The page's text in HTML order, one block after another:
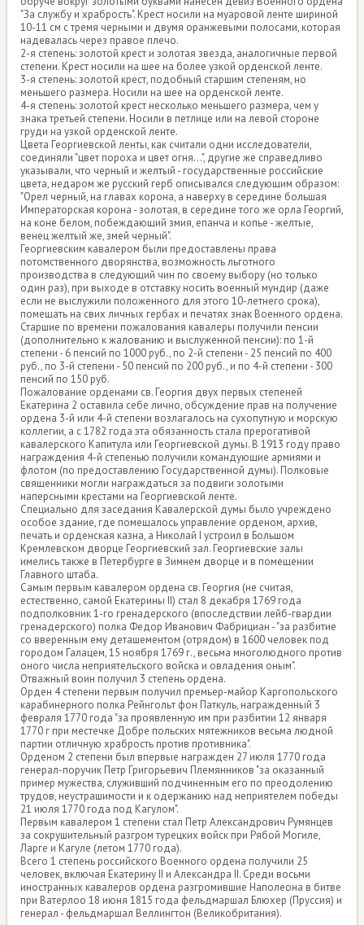
"За службу и храбрость". Крест носили на муаровой ленте шириной
10-11 см с тремя черными и двумя оранжевыми полосами, которая
надевалась через правое плечо.
2-я степень: золотой крест и золотая звезда, аналогичные первой
степени. Крест носили на шее на более узкой орденской ленте.
3-я степень: золотой крест, подобный старшим степеням, но
меньшего размера. Носили на шее на орденской ленте.
4-я степень: золотой крест несколько меньшего размера, чем у
знака третьей степени. Носили в петлице или на левой стороне
груди на узкой орденской ленте.
Цвета Георгиевской ленты, как считали одни исследователи,
соединяли "цвет пороха и цвет огня...", другие же справедливо
указывали, что черный и желтый - государственные российские
цвета, недаром же русский герб описывался следующим образом:
"Орел черный, на главах корона, а наверху в середине большая
Императорская корона - золотая, в середине того же орла Георгий,
на коне белом, побеждающий змия, епанча и копье - желтые,
венец желтый же, змей черный".
Георгиевским кавалером были предоставлены права
потомственного дворянства, возможность льготного
производства в следующий чин по своему выбору (но только
один раз), при выходе в отставку носить военный мундир (даже
если не выслужили положенного для этого 10-летнего срока),
помещать на свих личных гербах и печатях знак Военного ордена.
Старшие по времени пожалования кавалеры получили пенсии
(дополнительно к жалованию и выслуженной пенсии): по 1-й
степени - 6 пенсий по 1000 руб., по 2-й степени - 25 пенсий по 400
руб., по 3-й степени - 50 пенсий по 200 руб., и по 4-й степени - 300
пенсий по 150 руб.
Пожалование орденами св. Георгия двух первых степеней
Екатерина 2 оставила себе лично, обсуждение прав на получение
ордена 3-й или 4-й степени возлагалось на сухопутную и морскую
коллегии, а с 1782 года эта обязанность стала прерогативой
кавалерского Капитула или Георгиевской думы. В 1913 году право
награждения 4-й степенью получили командующие армиями и
флотом (по предоставлению Государственной думы). Полковые
священники могли награждаться за подвиги золотыми
наперсными крестами на Георгиевской ленте.
Специально для заседания Кавалерской думы было учреждено
особое здание, где помещалось управление орденом, архив,
печать и орденская казна, а Николай I устроил в Большом
Кремлевском дворце Георгиевский зал. Георгиевские залы
имелись также в Петербурге в Зимнем дворце и в помещении
Главного штаба.
Самым первым кавалером ордена св. Георгия (не считая,
естественно, самой Екатерины II) стал 8 декабря 1769 года
подполковник 1-го гренадерского (впоследствии лейб-гвардии
гренадерского) полка Федор Иванович Фабрициан - "за разбитие
со вверенным ему деташементом (отрядом) в 1600 человек под
городом Галацем, 15 ноября 1769 г., весьма многолюдного против
оного числа неприятельского войска и овладения оным".
Отважный воин получил 3 степень ордена.
Орден 4 степени первым получил премьер-майор Каргопольского
карабинерного полка Рейнгольт фон Паткуль, награжденный 3
февраля 1770 года "за проявленную им при разбитии 12 января
1770 г при местечке Добре польских мятежников весьма людной
партии отличную храбрость против противника".
Орденом 2 степени был впервые награжден 27 июля 1770 года
генерал-поручик Петр Григорьевич Племянников "за оказанный
пример мужества, служивший подчиненным его по преодолению
трудов, неустрашимости и к одержанию над неприятелем победы
21 июля 1770 года под Кагулом".
Первым кавалером 1 степени стал Петр Александрович Румянцев
за сокрушительный разгром турецких войск при Рябой Могиле,
Ларге и Кагуле (летом 1770 года).
Всего 1 степень российского Военного ордена получили 25
человек, включая Екатерину II и Александра II. Среди восьми
иностранных кавалеров ордена разгромившие Наполеона в битве
при Ватерлоо 18 июня 1815 года фельдмаршал Блюхер (Пруссия) и
генерал - фельдмаршал Веллингтон (Великобритания).